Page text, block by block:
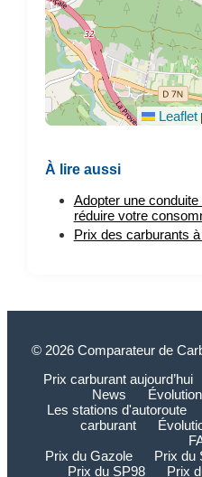
Leaflet |
À lire aussi
Adopter une
réduire votre
Prix des carburants
© 2026 Comparateur de
Prix carburant aujourd’hui
News
Les stations d'autoroute
carburant
Prix du Gazole
Prix du
Prix du SP98
Prix